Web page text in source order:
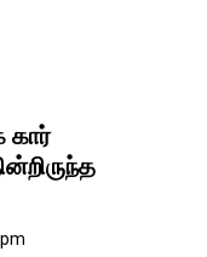
கார்